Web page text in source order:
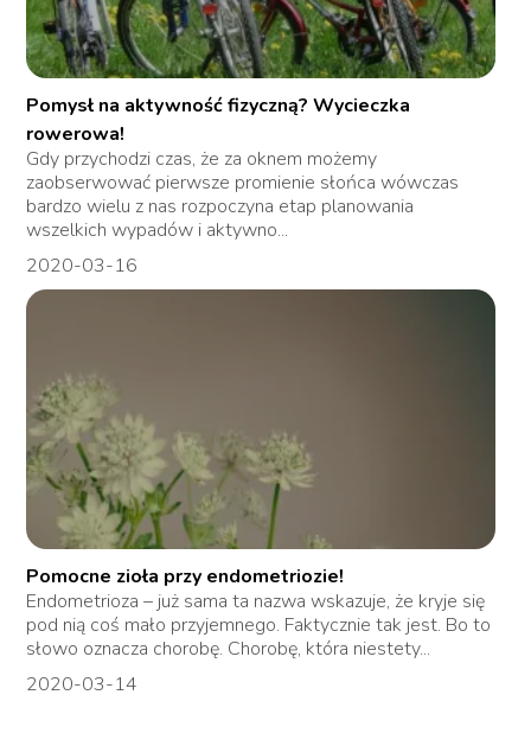
Pomysł na aktywność fizyczną? Wycieczka
rowerowa!
Gdy przychodzi czas, że za oknem możemy
zaobserwować pierwsze promienie słońca wówczas
bardzo wielu z nas rozpoczyna etap planowania
wszelkich wypadów i aktywno...
2020-03-16
Pomocne zioła przy endometriozie!
Endometrioza – już sama ta nazwa wskazuje, że kryje się
pod nią coś mało przyjemnego. Faktycznie tak jest. Bo to
słowo oznacza chorobę. Chorobę, która niestety...
2020-03-14